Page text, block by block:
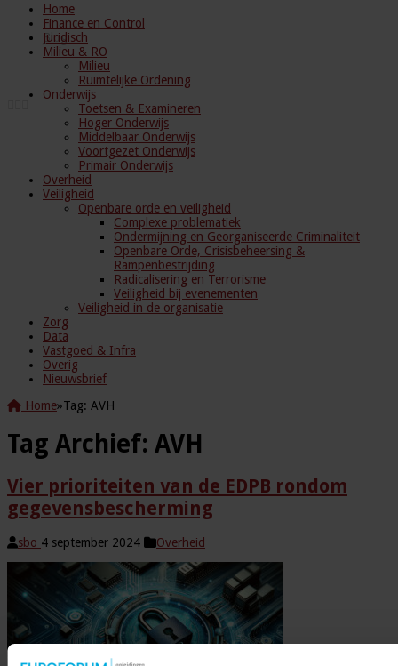
Blog
Home
Finance en Control
Juridisch
Milieu & RO
Milieu
Ruimtelijke Ordening
Onderwijs
Toetsen & Examineren
Hoger Onderwijs
Middelbaar Onderwijs
Voortgezet Onderwijs
Primair Onderwijs
Overheid
Veiligheid
Openbare orde en veiligheid
Complexe problematiek
Ondermijning en Georganiseerde Criminaliteit
Openbare Orde, Crisisbeheersing &
Rampenbestrijding
Radicalisering en Terrorisme
Veiligheid bij evenementen
Veiligheid in de organisatie
Zorg
Data
Vastgoed & Infra
Overig
Nieuwsbrief
Home»Tag: AVH
Tag Archief: AVH
Vier prioriteiten van de EDPB rondom
gegevensbescherming
sbo 4 september 2024 Overheid